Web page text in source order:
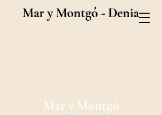
Mar y Montgó - Denia
Mar y Montgó